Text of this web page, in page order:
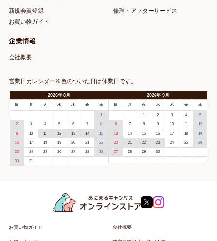
新規会員登録
お買い物ガイド
修理・アフターサービス
企業情報
会社概要
営業日カレンダー※色のついた日は休業日です。
2026年 8月
日 月 火 水 木 金 土
1
2 3 4 5 6 7 8
9 10 11 12 13 14 15
16 17 18 19 20 21 22
23 24 25 26 27 28 29
30 31
2026年9月
日 月 火 水 木 金 土
1 2 3 4 5
6 7 8 9 10 11 12
13 14 15 16 17 18 19
20 21 22 23 24 25 26
27 28 29 30
お買い物ガイド 会社概要